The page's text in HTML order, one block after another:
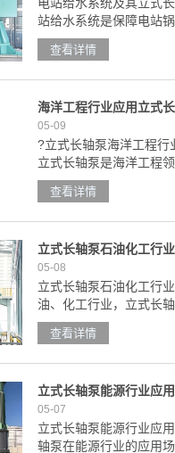
站给水系统是保障电站
心设备稳定运行的关键系
电站提供符合水质要求
查看详情
海洋工程行业应用立式
05-09
?立式长轴泵海洋工程行
立式长轴泵是海洋工程
备，通过耐腐材质优化、
可完全适配高腐蚀、高
查看详情
立式长轴泵石油化工行
05-08
立式长轴泵石油化工行
油、化工行业，立式长
性介质输送、高温高压工
储罐区液体输送等多个
查看详情
立式长轴泵能源行业应
05-07
立式长轴泵能源行业应
轴泵在能源行业的应用